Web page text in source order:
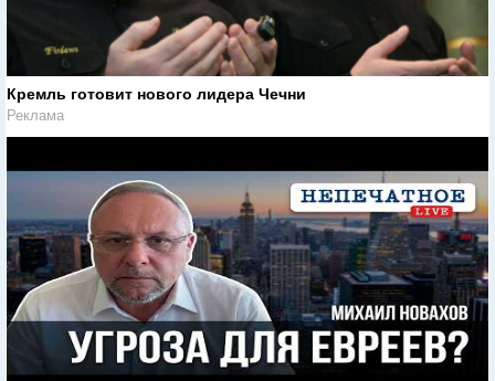
Кремль готовит нового лидера Чечни
Реклама